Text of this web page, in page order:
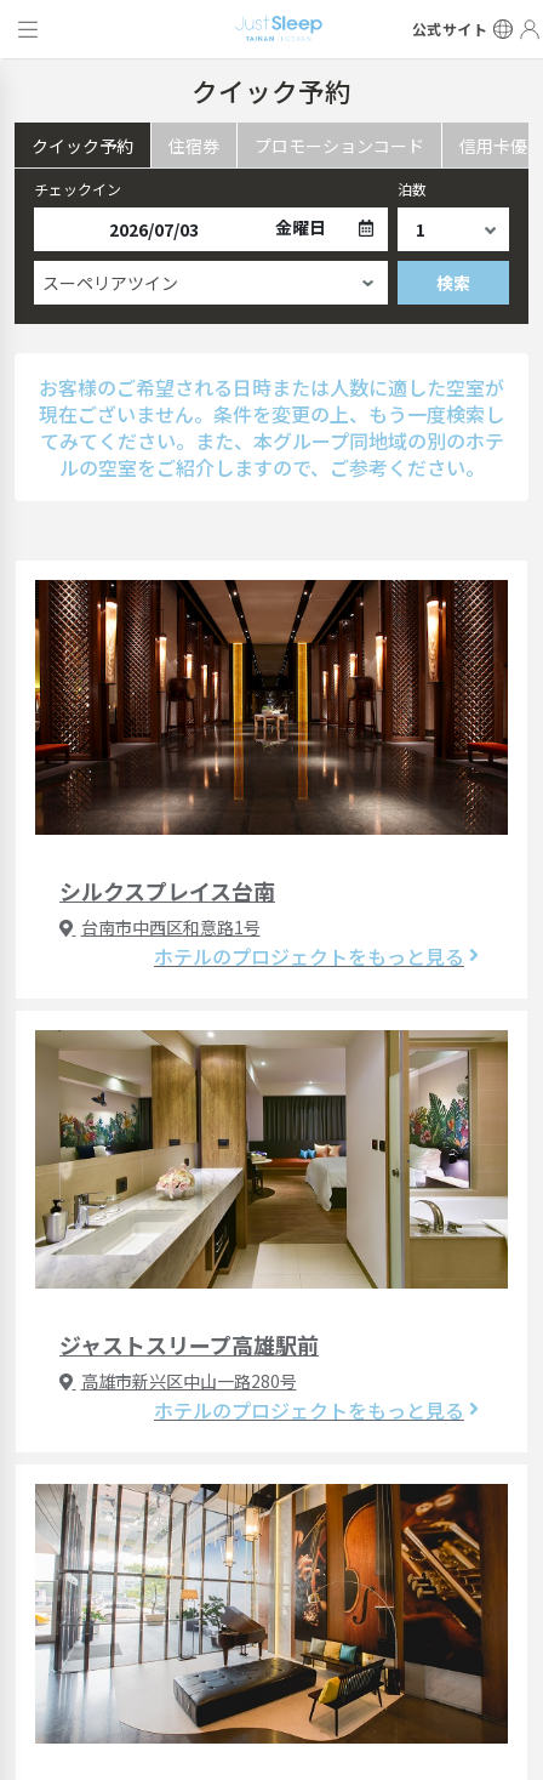
公式サイト
クイック予約
クイック予約 住宿券 プロモーションコード 信用卡優惠
チェックイン
金曜日
泊数
スーペリアツイン 検索
お客様のご希望される日時または人数に適した空室が
現在ございません。条件を変更の上、もう一度検索し
てみてください。また、本グループ同地域の別のホテ
ルの空室をご紹介しますので、ご参考ください。
シルクスプレイス台南
台南市中西区和意路1号
ホテルのプロジェクトをもっと見る
ジャストスリープ高雄駅前
高雄市新兴区中山一路280号
ホテルのプロジェクトをもっと見る